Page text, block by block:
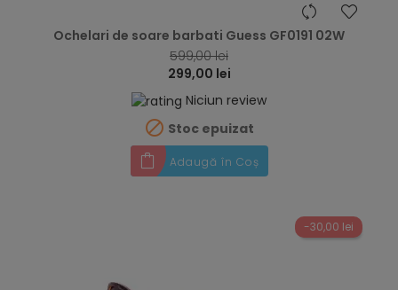
Ochelari de soare barbati Guess GF0191 02W
599,00 lei
299,00 lei
Niciun review
 Stoc epuizat
Adaugă în Coș
-30,00 lei